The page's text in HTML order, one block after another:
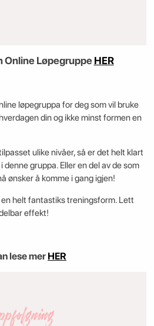
Online Løpegruppe HER
løpegruppa for deg som vil bruke
din og ikke minst formen en
ulike nivåer, så er det helt klart
gruppa. Eller en del av de som
ønsker å komme i gang igjen!
en helt fantastiks treningsform. Lett
effekt!
lese mer HER